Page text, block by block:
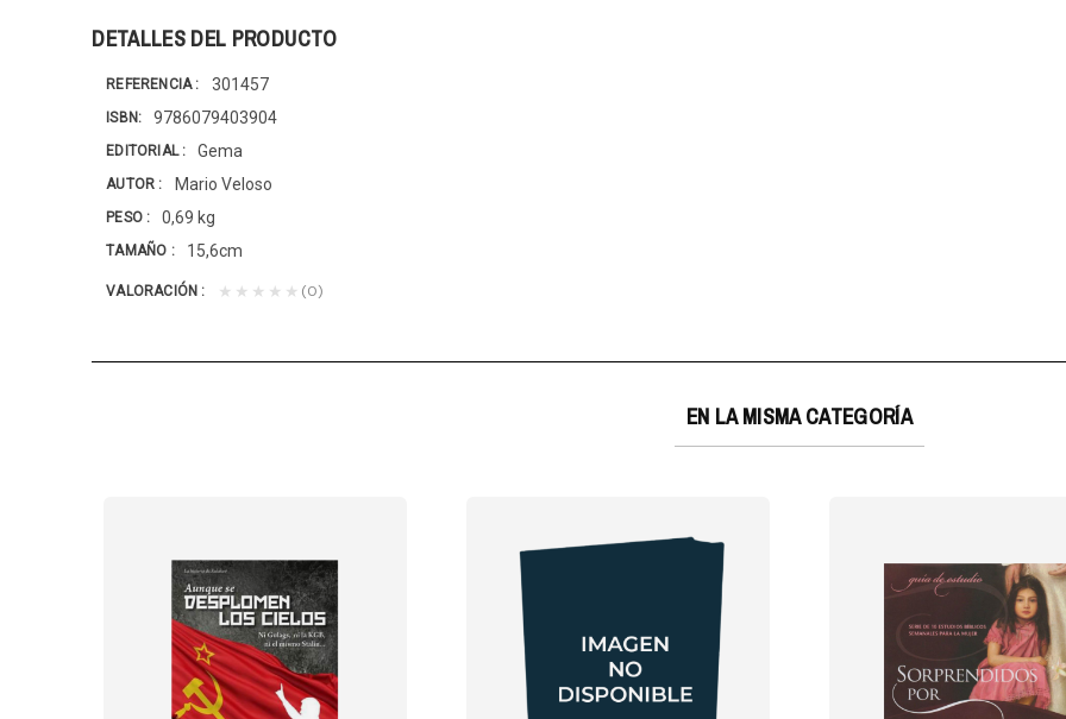
DETALLES DEL PRODUCTO
REFERENCIA 301457
ISBN 9786079403904
EDITORIAL Gema
AUTOR Mario Veloso
PESO 0,69 kg
TAMAÑO 15,6cm
VALORACIÓN ★★★★★ (0)
EN LA MISMA CATEGORÍA
aunque separados. Así comienza Juan...